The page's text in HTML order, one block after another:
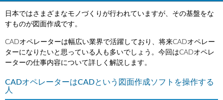
日本ではさまざまなモノづくりが行われていますが、その基盤をな
すものが図面作成です。
CADオペレーターは幅広い業界で活躍しており、将来CADオペレー
ターになりたいと思っている人も多いでしょう。今回はCADオペレ
ーターの仕事内容について詳しく解説します。
CADオペレーターはCADという図面作成ソフトを操作する
人